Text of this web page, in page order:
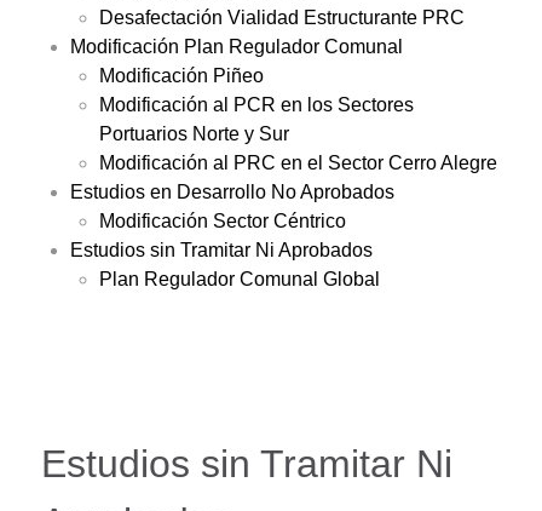
Desafectación Vialidad Estructurante PRC
Modificación Plan Regulador Comunal
Modificación Piñeo
Modificación al PCR en los Sectores
Portuarios Norte y Sur
Modificación al PRC en el Sector Cerro Alegre
Estudios en Desarrollo No Aprobados
Modificación Sector Céntrico
Estudios sin Tramitar Ni Aprobados
Plan Regulador Comunal Global
Estudios sin Tramitar Ni